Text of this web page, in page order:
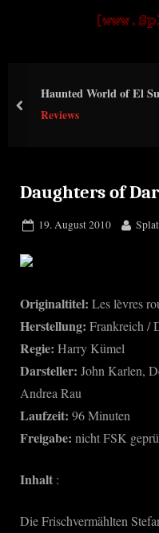
Haunted World of El
Reviews
prev
Daughters of
Posted
19. August 2010 By
Originaltitel: Les lèvres
Herstellung: Frankreich /
Regie: Harry Kümel
Darsteller: John Karlen,
Andrea Rau
Laufzeit: 96 Minuten
Freigabe: nicht FSK
Inhalt :
Die Frischvermählten